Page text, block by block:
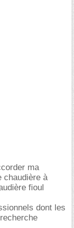
ma
chaudière à
fioul
dont les